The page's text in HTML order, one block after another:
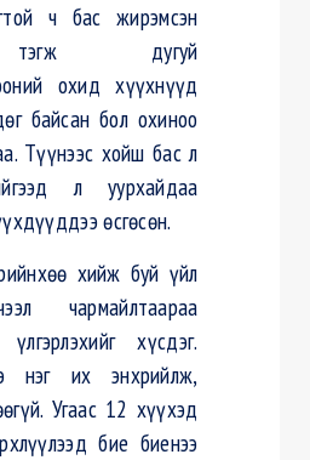
ч бас жирэмсэн
дугуй
охид хүүхнүүд
байсан бол охиноо
Түүнээс хойш бас л
л уурхайдаа
өсгөсөн.
хийж буй үйл
чармайлтаараа
хүсдэг.
нэг их энхрийлж,
Угаас 12 хүүхэд
бие биенээ